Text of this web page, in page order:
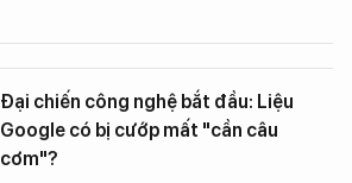
Đại chiến công nghệ bắt đầu: Liệu
Google có bị cướp mất "cần câu
cơm"?